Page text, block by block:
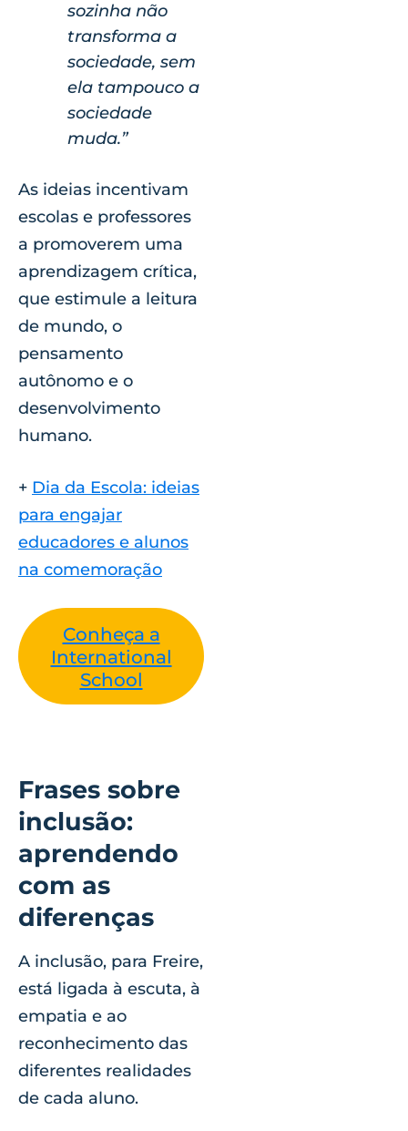
sozinha não
transforma a
sociedade, sem
ela tampouco a
sociedade
muda.”
As ideias incentivam
escolas e professores
a promoverem uma
aprendizagem crítica,
que estimule a leitura
de mundo, o
pensamento
autônomo e o
desenvolvimento
humano.
+ Dia da Escola: ideias
para engajar
educadores e alunos
na comemoração
Conheça a
International
School
Frases sobre
inclusão:
aprendendo
com as
diferenças
A inclusão, para Freire,
está ligada à escuta, à
empatia e ao
reconhecimento das
diferentes realidades
de cada aluno.